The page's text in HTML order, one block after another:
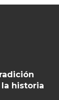
historia